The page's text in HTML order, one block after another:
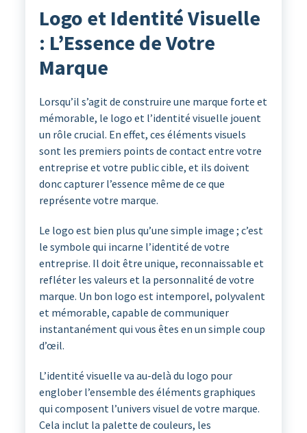
Logo et Identité Visuelle
: L’Essence de Votre
Marque
Lorsqu’il s’agit de construire une marque forte et
mémorable, le logo et l’identité visuelle jouent
un rôle crucial. En effet, ces éléments visuels
sont les premiers points de contact entre votre
entreprise et votre public cible, et ils doivent
donc capturer l’essence même de ce que
représente votre marque.
Le logo est bien plus qu’une simple image ; c’est
le symbole qui incarne l’identité de votre
entreprise. Il doit être unique, reconnaissable et
refléter les valeurs et la personnalité de votre
marque. Un bon logo est intemporel, polyvalent
et mémorable, capable de communiquer
instantanément qui vous êtes en un simple coup
d’œil.
L’identité visuelle va au-delà du logo pour
englober l’ensemble des éléments graphiques
qui composent l’univers visuel de votre marque.
Cela inclut la palette de couleurs, les